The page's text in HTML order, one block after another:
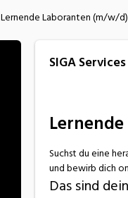
Lernende Laboranten (m/w/
SIGA
Suchst du eine
und bewirb dich
Das sind